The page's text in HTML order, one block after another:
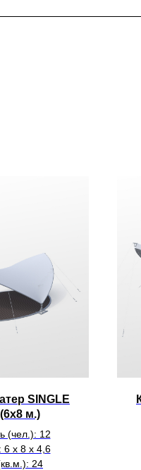
SINGLE
м.)
(чел.): 12
х 8 х 4,6
24